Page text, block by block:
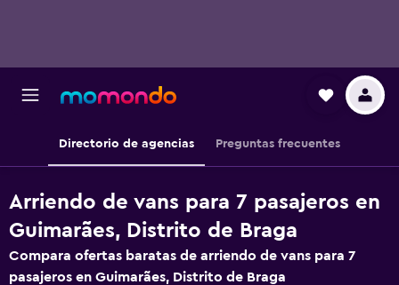
Directorio de agencias Preguntas frecuentes
Arriendo de vans para 7 pasajeros en
Guimarães, Distrito de Braga
Compara ofertas baratas de arriendo de vans para 7
pasajeros en Guimarães, Distrito de Braga